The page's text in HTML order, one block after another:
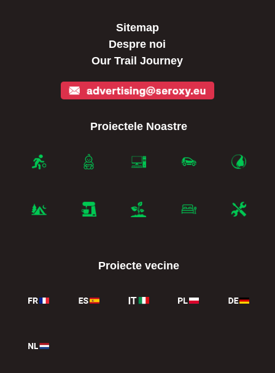
Sitemap
Despre noi
Our Trail Journey
Proiectele Noastre
Proiecte vecine